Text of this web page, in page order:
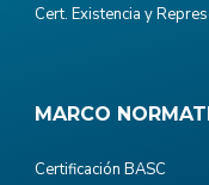
Cert. Existencia y
MARCO
Certificación BASC